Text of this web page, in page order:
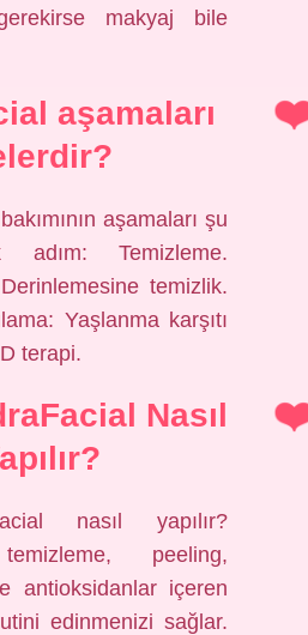
makyaj bile
aşamaları
aşamaları şu
adım: Temizleme.
temizlik.
Yaşlanma karşıtı
terapi.
Nasıl
nasıl yapılır?
peeling,
antioksidanlar içeren
edinmenizi sağlar.